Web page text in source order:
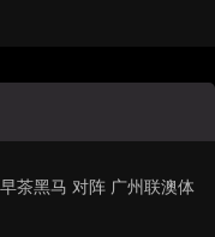
茶黑马 对阵 广州联澳体